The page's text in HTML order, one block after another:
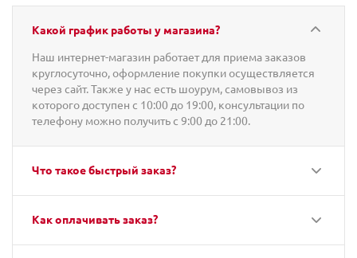
Какой график работы у магазина?
Наш интернет-магазин работает для приема заказов
круглосуточно, оформление покупки осуществляется
через сайт. Также у нас есть шоурум, самовывоз из
которого доступен с 10:00 до 19:00, консультации по
телефону можно получить с 9:00 до 21:00.
Что такое быстрый заказ?
Как оплачивать заказ?